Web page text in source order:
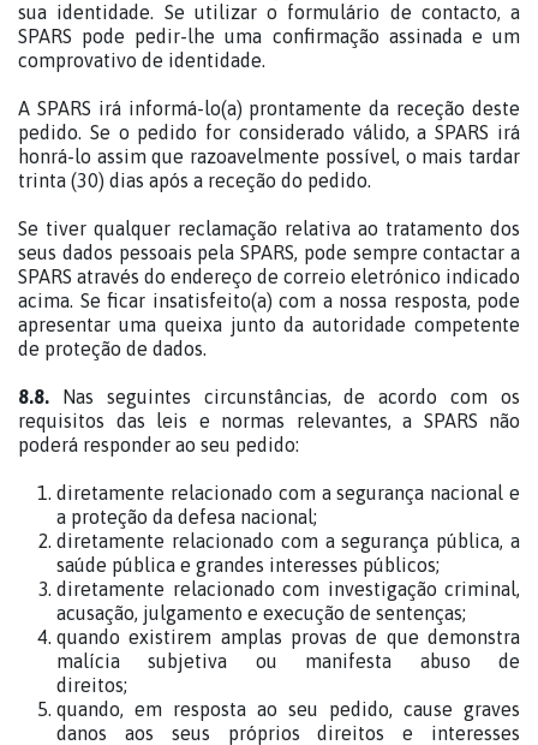
sua identidade. Se utilizar o formulário de contacto, a
SPARS pode pedir-lhe uma confirmação assinada e um
comprovativo de identidade.
A SPARS irá informá-lo(a) prontamente da receção deste
pedido. Se o pedido for considerado válido, a SPARS irá
honrá-lo assim que razoavelmente possível, o mais tardar
trinta (30) dias após a receção do pedido.
Se tiver qualquer reclamação relativa ao tratamento dos
seus dados pessoais pela SPARS, pode sempre contactar a
SPARS através do endereço de correio eletrónico indicado
acima. Se ficar insatisfeito(a) com a nossa resposta, pode
apresentar uma queixa junto da autoridade competente
de proteção de dados.
8.8. Nas seguintes circunstâncias, de acordo com os
requisitos das leis e normas relevantes, a SPARS não
poderá responder ao seu pedido:
diretamente relacionado com a segurança nacional e
a proteção da defesa nacional;
diretamente relacionado com a segurança pública, a
saúde pública e grandes interesses públicos;
diretamente relacionado com investigação criminal,
acusação, julgamento e execução de sentenças;
quando existirem amplas provas de que demonstra
malícia subjetiva ou manifesta abuso de
direitos;
quando, em resposta ao seu pedido, cause graves
danos aos seus próprios direitos e interesses